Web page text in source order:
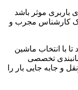
باربری موثر باشد
یک کارشناس مجرب و
با انتخاب ماشین
تخصصی
و جابه جایی بار را